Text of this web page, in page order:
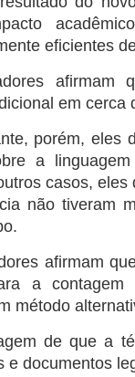
eficientes
afirmam
em cerca
porém, eles
a
casos,
não tiveram
afirmam
a
método
de que a
e documentos